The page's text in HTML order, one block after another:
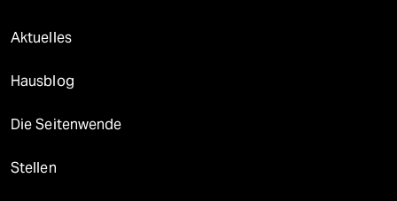
Aktuelles
Hausblog
Die Seitenwende
Stellen